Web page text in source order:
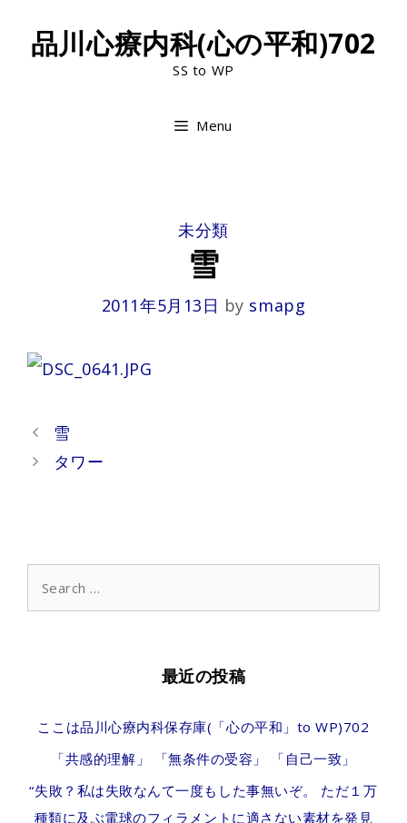
品川心療内科(心の平和)702
SS to WP
Menu
CATEGORIES
未分類
雪
2011年5月13日 by smapg
Post
navigation
雪
タワー
最近の投稿
ここは品川心療内科保存庫(「心の平和」to WP)702
「共感的理解」 「無条件の受容」 「自己一致」
“失敗？私は失敗なんて一度もした事無いぞ。 ただ１万
種類に及ぶ電球のフィラメントに適さない素材を発見